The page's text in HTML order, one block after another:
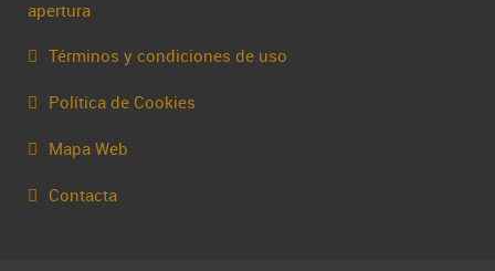
apertura
Términos y condiciones de uso
Política de Cookies
Mapa Web
Contacta